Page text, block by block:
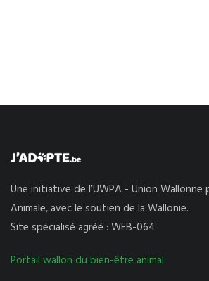
Une initiative de l’UWPA - Union
Animale, avec le soutien de la Wallonie.
Site spécialisé agréé : WEB-064
Portail wallon du bien-être animal